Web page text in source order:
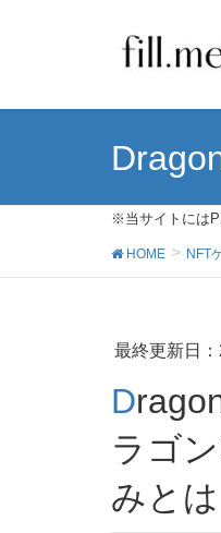
※当サイトには
HOME NFT
最終更新日
DragonMaster（ドラゴンマスター）の始め方－ド
ラゴ
みとは